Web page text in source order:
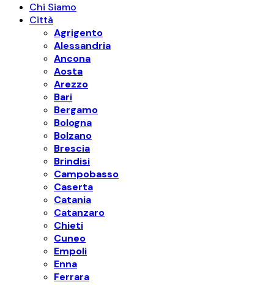
Chi Siamo
Città
Agrigento
Alessandria
Ancona
Aosta
Arezzo
Bari
Bergamo
Bologna
Bolzano
Brescia
Brindisi
Campobasso
Caserta
Catania
Catanzaro
Chieti
Cuneo
Empoli
Enna
Ferrara